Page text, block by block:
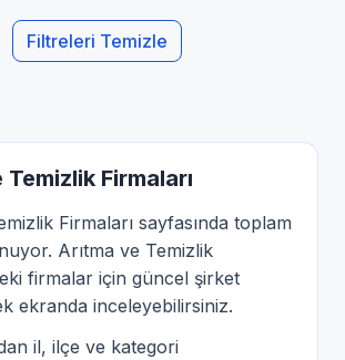
Filtreleri Temizle
Temizlik Firmaları
Firmaları sayfasında toplam
Arıtma ve Temizlik
firmalar için güncel şirket
ekranda inceleyebilirsiniz.
il, ilçe ve kategori